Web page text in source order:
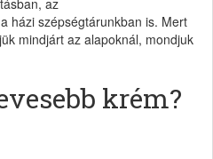
házi szépségtárunkban is. Mert
mindjárt az alapoknál, mondjuk
krém?